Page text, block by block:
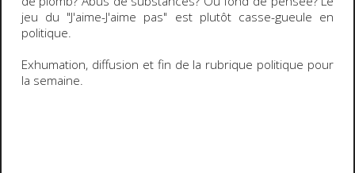
jeu du "J'aime-J'aime pas" est plutôt casse-gueule en
politique.
Exhumation, diffusion et fin de la rubrique politique pour
la semaine.